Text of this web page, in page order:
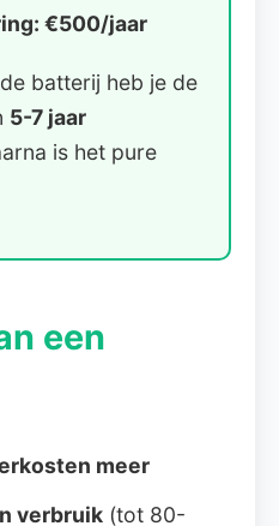
€500/jaar
batterij heb je de
5-7 jaar
is het pure
een
meer
verbruik (tot 80-